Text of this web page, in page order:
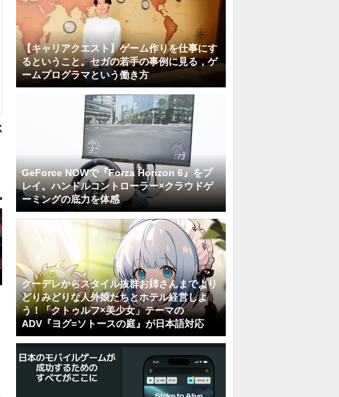
【キャリアクエスト】ゲーム作りを仕事にす
るということ。セガの若手の事例に見る，ゲ
ームプログラマという働き方
GeForce NOWで『Forza Horizon 6』をプ
レイ。ハンドルコントローラー×クラウドゲ
ーミングの底力を体感
クーデレからスタイル抜群お姉さんまでより
どりみどりな人外娘たちとホテル経営しよ
う！「クトゥルフ×美少女」テーマの
ADV『ヨグ=ソトースの庭』が日本語対応